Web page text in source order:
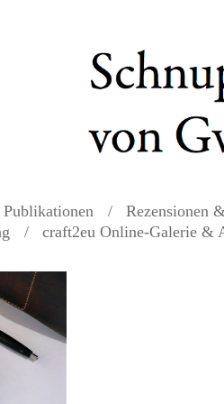
Publikationen Rezensionen
craft2eu Online-Galerie &